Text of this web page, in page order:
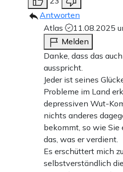
Antworten
Atlas
11.08.2025
Melden
Danke, dass das
ausspricht.
Jeder ist seines
Probleme im Land
depressiven Wut-
nichts anderes
bekommt, so wie Sie
das, was er verdient.
Es erschüttert mich
selbstverständlich